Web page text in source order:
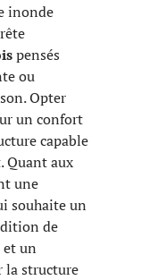
inonde
pensés
ou
Opter
un confort
capable
Quant aux
une
souhaite un
de
et un
la structure